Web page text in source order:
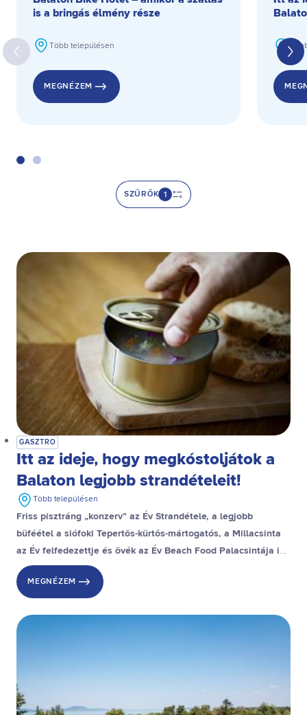
is a bringás élmény része
Több településen
MEGNÉZEM
SZŰRŐK 1
GASZTRO
Itt az ideje, hogy megkóstoljátok a
Balaton legjobb strandételeit!
Több településen
Friss pisztráng „konzerv” az Év Strandétele, a legjobb
büféétel a siófoki Tepertős-kürtős-mártogatós, a Millacsinta
az Év felfedezettje és övék az Év Beach Food Palacsintája is,
a stranddesszert díjat pedig a gyenesdiási Gubacsinta nyerte.
MEGNÉZEM